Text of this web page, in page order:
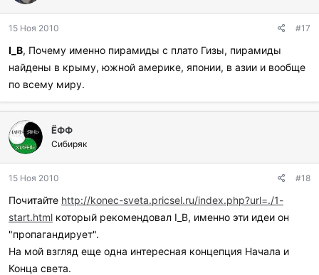
15 Ноя 2010 #17
I_B, Почему именно пирамиды с плато Гизы, пирамиды
найдены в крыму, южной америке, японии, в азии и вообще
по всему миру.
ЁФФ
Сибиряк
15 Ноя 2010 #18
Почитайте http://konec-sveta.pricsel.ru/index.php?url=./1-
start.html который рекомендовал I_B, именно эти идеи он
"пропагандирует".
На мой взгляд еще одна интересная концепция Начала и
Конца света.